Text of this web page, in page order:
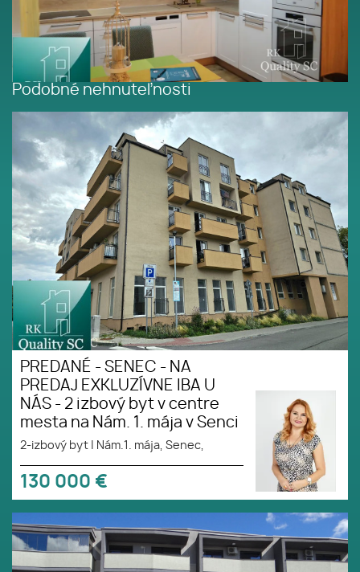
Podobné nehnuteľnosti
PREDANÉ - SENEC - NA PREDAJ
EXKLUZÍVNE IBA U NÁS - 2
izbový byt v centre mesta na
Nám. 1. mája v Senci
PREDANÉ - SENEC - NA
PREDAJ EXKLUZÍVNE IBA U
NÁS - 2 izbový byt v centre
mesta na Nám. 1. mája v Senci
2-izbový byt Nám.1. mája, Senec,
130 000 €
REZERVOVANÉ - SENEC - NA
PREDAJ NOVOSTAVBA-2 izbový
čiastočne zariadený byt s